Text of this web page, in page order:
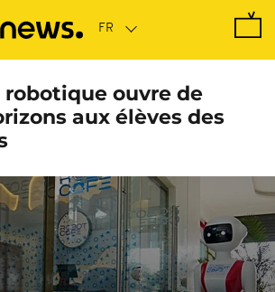
robotique ouvre de
aux élèves des